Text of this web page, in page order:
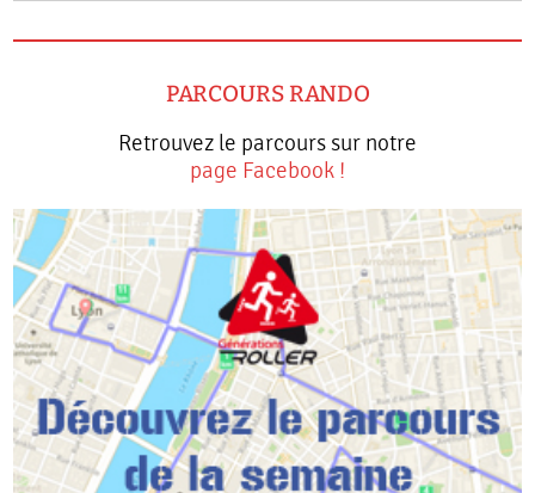
PARCOURS RANDO
Retrouvez le parcours sur notre
page Facebook !